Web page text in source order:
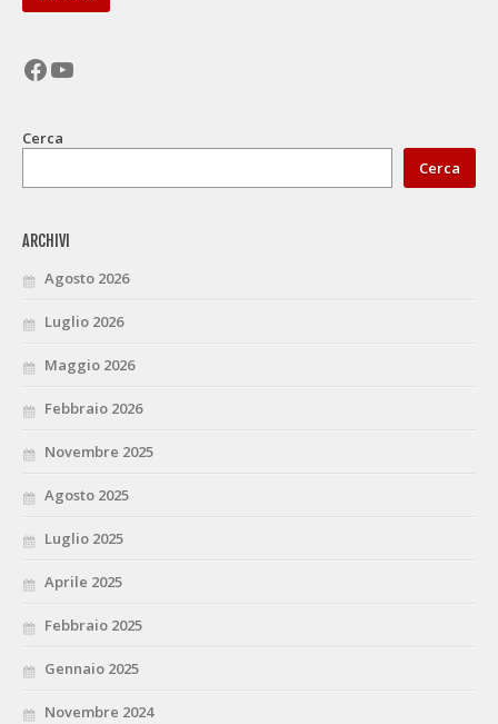
Facebook
YouTube
Cerca
Cerca
ARCHIVI
Agosto 2026
Luglio 2026
Maggio 2026
Febbraio 2026
Novembre 2025
Agosto 2025
Luglio 2025
Aprile 2025
Febbraio 2025
Gennaio 2025
Novembre 2024